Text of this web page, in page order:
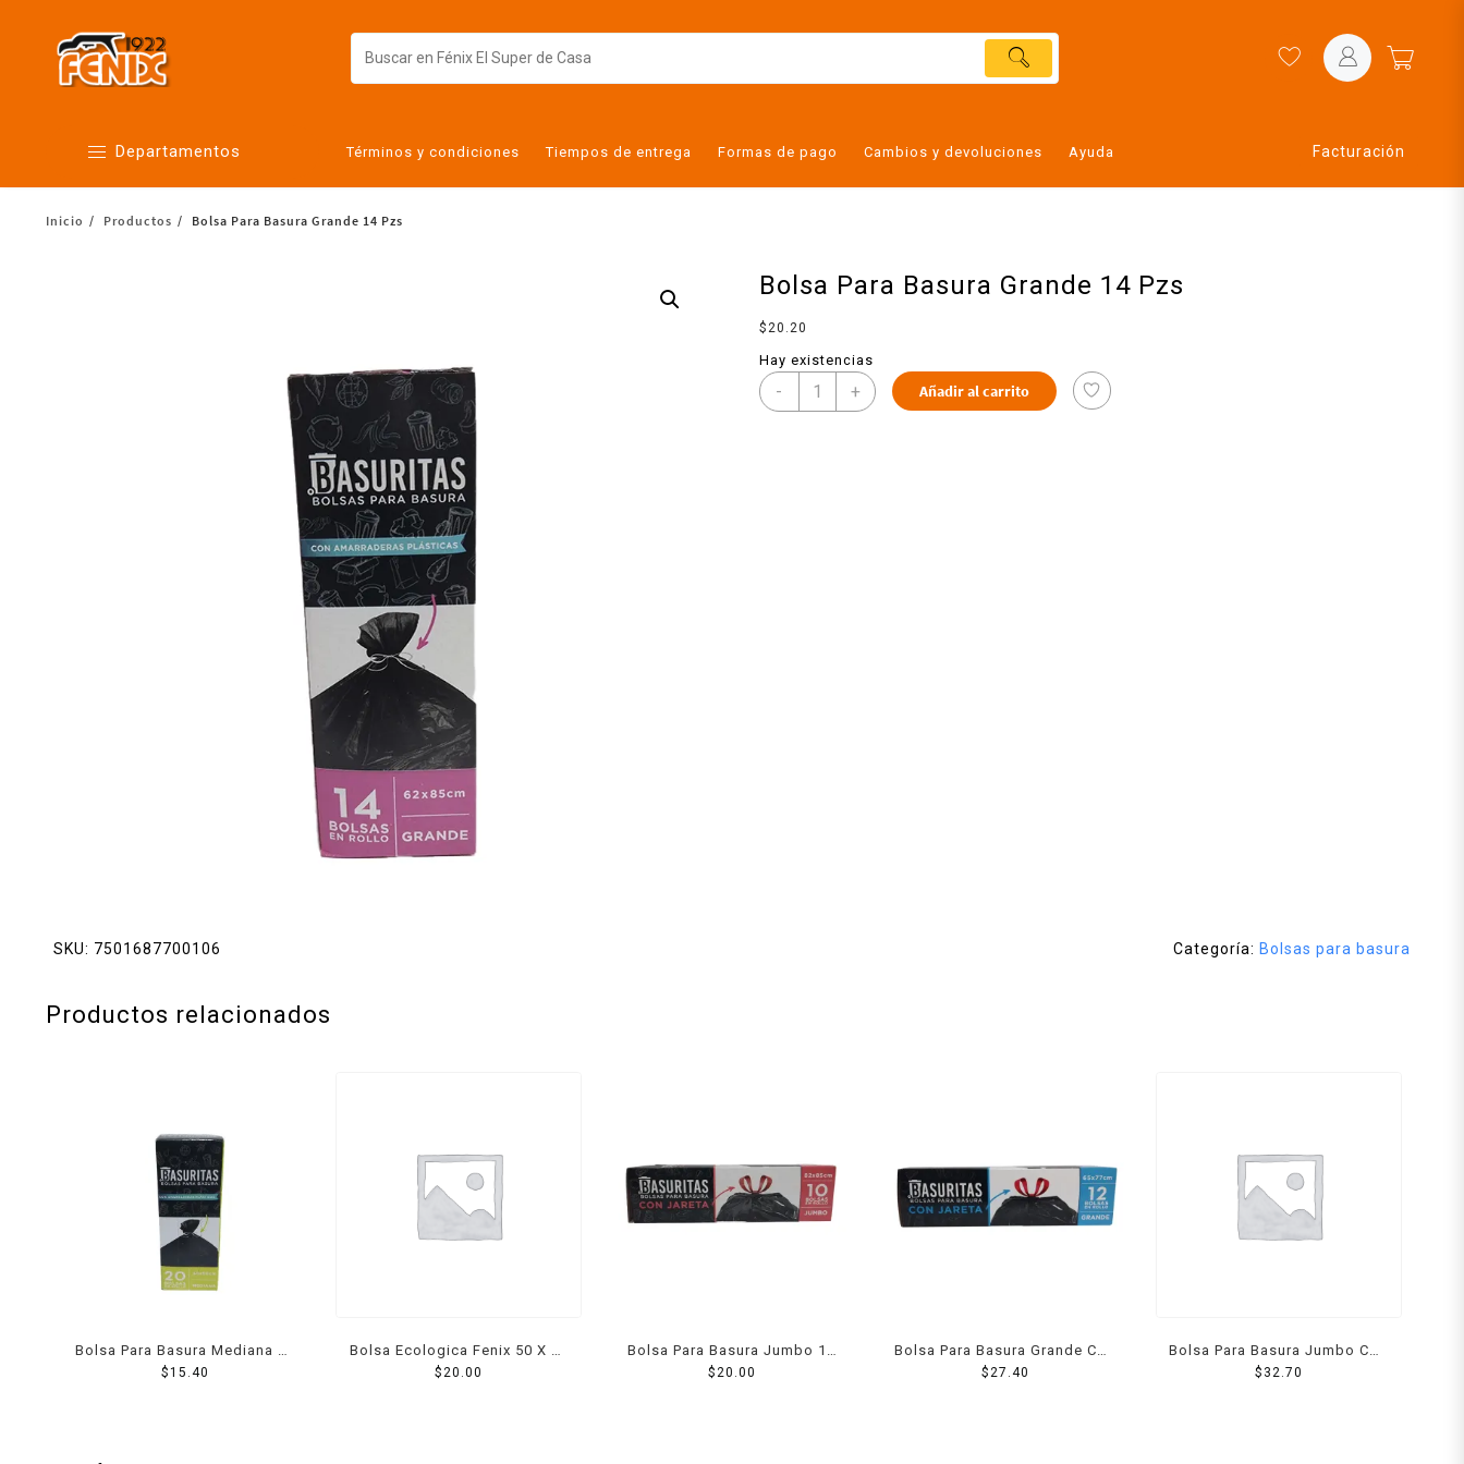
Departamentos
Alimentos
Términos y condiciones Tiempos de entrega Formas de pago Cambios y devoluciones Ayuda Facturación
Inicio Productos Bolsa Para Basura Grande 14 Pzs
Bolsa Para Basura Grande 14 Pzs
$ 20.20
Hay existencias
- + Añadir al carrito
SKU: 7501687700106 Categoría: Bolsas para basura
Productos relacionados
Bolsa Para Basura Mediana 20
Pzs
$15.40
Bolsa Ecologica Fenix 50 X 40
X 20 Cm Termosellada 1 Pzs
$20.00
Bolsa Para Basura Jumbo 10
Pzs
$20.00
Bolsa Para Basura Grande Con
Jareta 10 Pzs
$27.40
Bolsa Para Basura Jumbo Con
Jareta 10 Pzs
$ 32.70